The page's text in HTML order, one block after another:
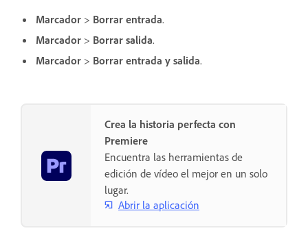
Marcador > Borrar entrada.
Marcador > Borrar salida.
Marcador > Borrar entrada y salida.
Crea la historia perfecta con
Premiere
Encuentra las herramientas de
edición de vídeo el mejor en un solo
lugar.
Abrir la aplicación